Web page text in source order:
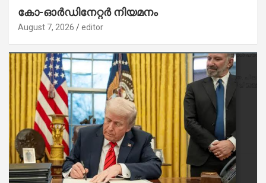
കോ-ഓർഡിനേറ്റർ നിയമനം
August 7, 2026 editor